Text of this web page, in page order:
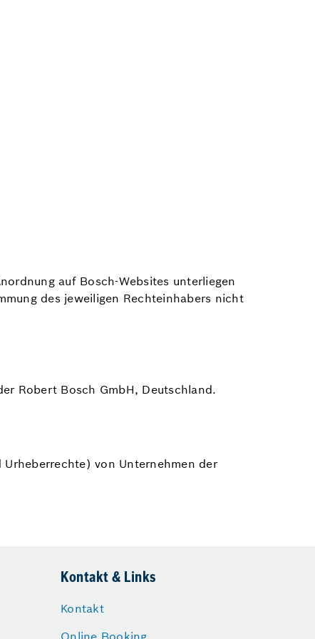
auf Bosch-Websites unterliegen
des jeweiligen Rechteinhabers nicht
Robert Bosch GmbH, Deutschland.
von Unternehmen der
Kontakt & Links
Kontakt
Online Booking